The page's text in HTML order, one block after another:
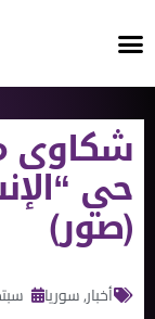
شكاوى
حي
(صور)
أخبار,سوريا سبتمبر